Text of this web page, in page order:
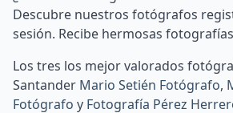
Descubre nuestros fotógrafos
sesión. Recibe hermosas
Los tres los mejor valorados
Santander Mario Setién Fotógrafo,
Fotógrafo y Fotografía Pérez